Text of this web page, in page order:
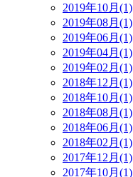
2019年10月(1)
2019年08月(1)
2019年06月(1)
2019年04月(1)
2019年02月(1)
2018年12月(1)
2018年10月(1)
2018年08月(1)
2018年06月(1)
2018年02月(1)
2017年12月(1)
2017年10月(1)